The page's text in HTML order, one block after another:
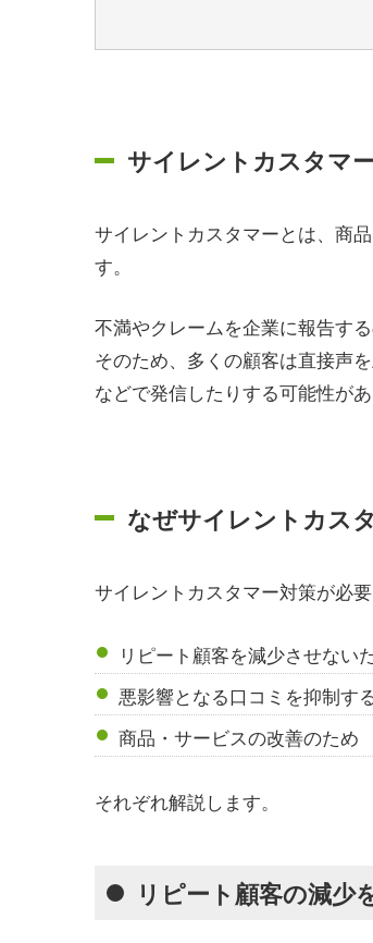
サイレントカスタマ
サイレントカスタマーとは、商
す。
不満やクレームを企業に報告す
そのため、多くの顧客は直接声
などで発信したりする可能性があ
なぜサイレントカス
サイレントカスタマー対策が必
リピート顧客を減少させない
悪影響となる口コミを抑制す
商品・サービスの改善のため
それぞれ解説します。
リピート顧客の減少